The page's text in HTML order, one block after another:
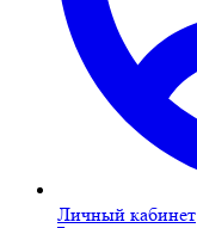
Личный кабинет